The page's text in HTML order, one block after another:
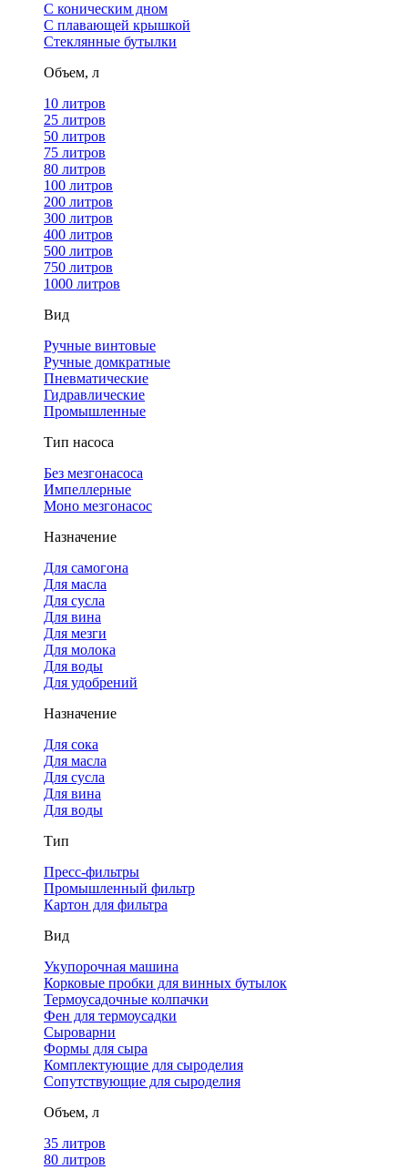
С коническим дном
С плавающей крышкой
Стеклянные бутылки
Объем, л
10 литров
25 литров
50 литров
75 литров
80 литров
100 литров
200 литров
300 литров
400 литров
500 литров
750 литров
1000 литров
Вид
Ручные винтовые
Ручные домкратные
Пневматические
Гидравлические
Промышленные
Тип насоса
Без мезгонасоса
Импеллерные
Моно мезгонасос
Назначение
Для самогона
Для масла
Для сусла
Для вина
Для мезги
Для молока
Для воды
Для удобрений
Назначение
Для сока
Для масла
Для сусла
Для вина
Для воды
Тип
Пресс-фильтры
Промышленный фильтр
Картон для фильтра
Вид
Укупорочная машина
Корковые пробки для винных бутылок
Термоусадочные колпачки
Фен для термоусадки
Сыроварни
Формы для сыра
Комплектующие для сыроделия
Сопутствующие для сыроделия
Объем, л
35 литров
80 литров